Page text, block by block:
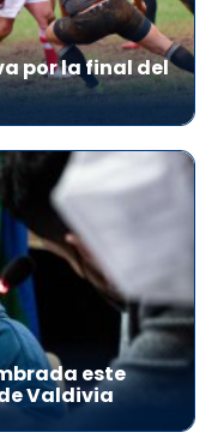
por la final del
este
Valdivia